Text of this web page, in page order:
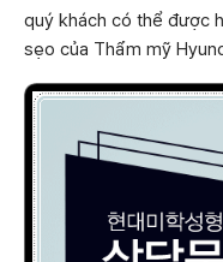
quý khách có thể được
sẹo của Thẩm mỹ